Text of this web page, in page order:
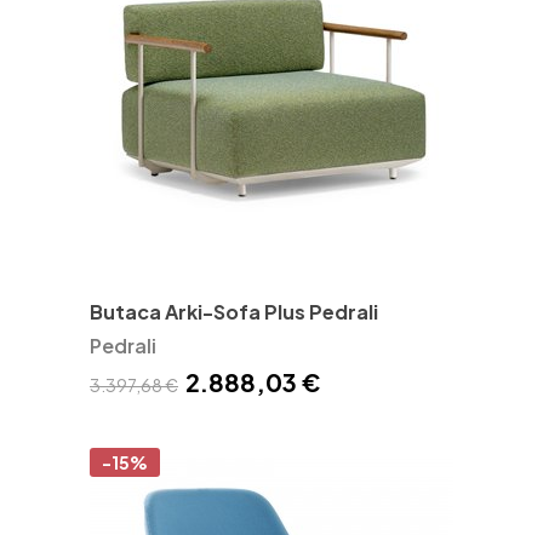
Butaca Arki-Sofa Plus Pedrali
Pedrali
3.397,68 € 2.888,03 €
-15%